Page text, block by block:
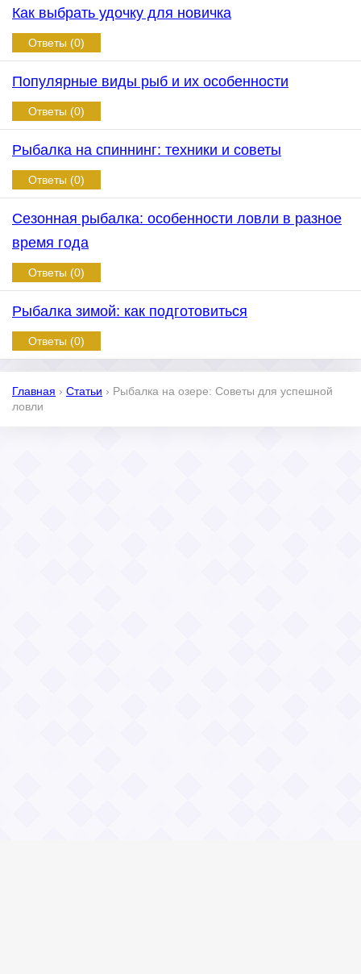
Как выбрать удочку для новичка
Ответы (0)
Популярные виды рыб и их особенности
Ответы (0)
Рыбалка на спиннинг: техники и советы
Ответы (0)
Сезонная рыбалка: особенности ловли в разное
время года
Ответы (0)
Рыбалка зимой: как подготовиться
Ответы (0)
Главная › Статьи › Рыбалка на озере: Советы для успешной
ловли